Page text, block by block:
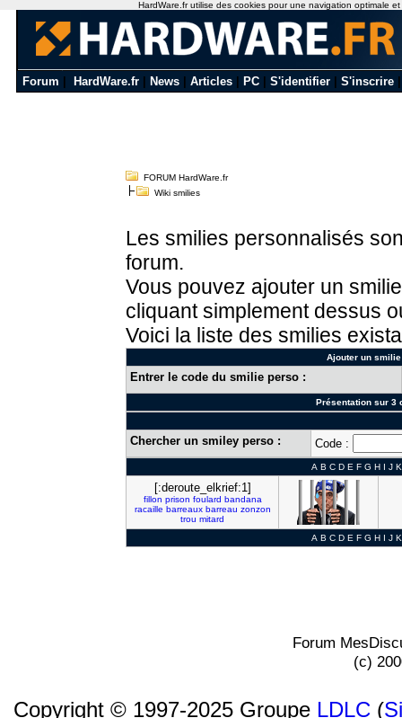
Forum HardWare.fr News Articles PC S'identifier S'inscrire
FORUM HardWare.fr
Wiki smilies
Les smilies personnalisés
forum.
Vous pouvez ajouter un
cliquant simplement dessus
Voici la liste des smilies
Ajouter un
Entrer le code du smilie perso :
Présentation sur 3
Chercher un smiley perso : Code :
A B C D E F G H I J K
[:deroute_elkrief:1]
fillon prison foulard bandana
racaille barreaux barreau zonzon
trou mitard
A B C D E F G H I J K
Forum
(c)
Copyright © 1997-2025 Groupe LDLC (
HardWare.fr utilise des cookies pour une navigation optimale